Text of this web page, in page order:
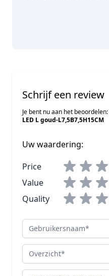
Schrijf een review
Je bent nu aan het beoordelen:
LED L goud-L7,5B7,5H15CM
Uw waardering:
Price
Value
Quality
Gebruikersnaam
Overzicht